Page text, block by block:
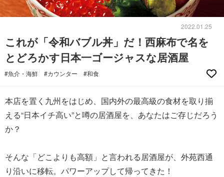
2022.01.25
これが「令和バブル丼」だ！西麻布で名を
とどろかす日本一ゴージャスな居酒屋
#魚介・海鮮 #カウンター #和食
本店を置く九州をはじめ、国内外の最高級の食材を取り揃
える“日本イチ高い”と噂の居酒屋を、あなたはご存じだろう
か？
そんな「どこよりも高額」と言われる居酒屋が、外苑西通
り沿いに移転。パワーアップして帰ってきた！